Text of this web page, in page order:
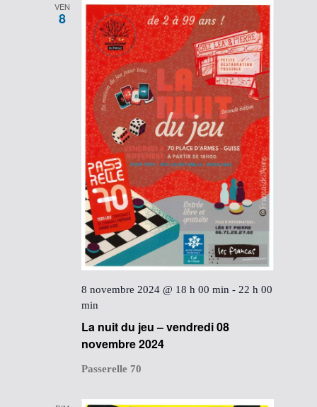
VEN
8
La nuit du jeu – vendredi 08
novembre 2024
8 novembre 2024 @ 18 h 00 min - 22 h 00
min
Passerelle 70